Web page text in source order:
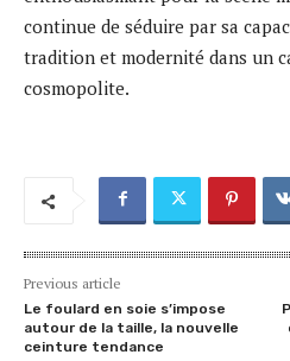
continue de séduire par sa
tradition et modernité dans un
cosmopolite.
Previous article
Le foulard en soie s’impose
autour de la taille, la nouvelle
ceinture tendance